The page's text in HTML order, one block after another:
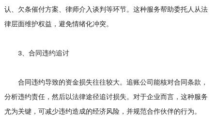
认、欠条催付方案、律师介入谈判等环节。这种服务帮助委托人从法
律层面维护权益，避免情绪化冲突。
3、合同违约追讨
合同违约导致的资金损失往往较大。追账公司能核对合同条款，
分析违约责任，然后以法律途径追讨损失。对于企业而言，这种服务
尤为关键，可减少违约造成的经济风险，并规范合作伙伴的行为。